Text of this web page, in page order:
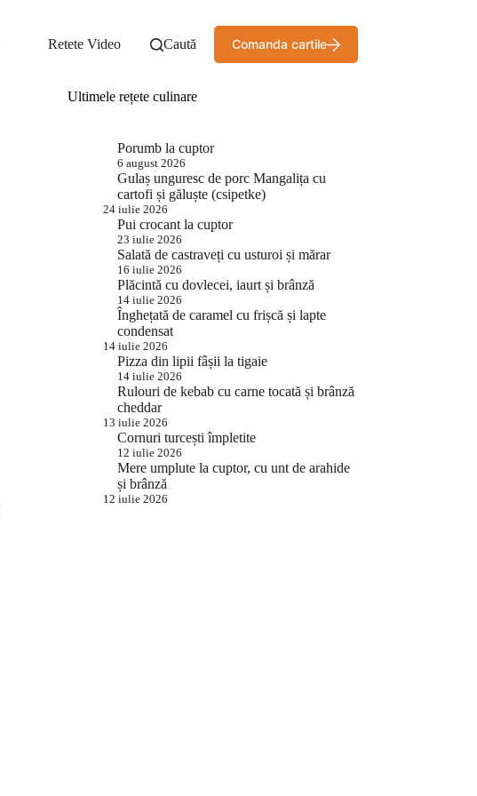
Retete Video Caută Comanda cartile
Ultimele rețete culinare
Porumb la cuptor
6 august 2026
Gulaș unguresc de porc Mangalița cu
cartofi și găluște (csipetke)
24 iulie 2026
Pui crocant la cuptor
23 iulie 2026
Salată de castraveți cu usturoi și mărar
16 iulie 2026
Plăcintă cu dovlecei, iaurt și brânză
14 iulie 2026
Înghețată de caramel cu frișcă și lapte
condensat
14 iulie 2026
Pizza din lipii fâșii la tigaie
14 iulie 2026
Rulouri de kebab cu carne tocată și brânză
cheddar
13 iulie 2026
Cornuri turcești împletite
12 iulie 2026
Mere umplute la cuptor, cu unt de arahide
și brânză
12 iulie 2026